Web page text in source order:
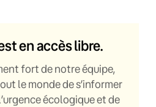
en accès libre.
fort de notre équipe,
le monde de s’informer
écologique et de